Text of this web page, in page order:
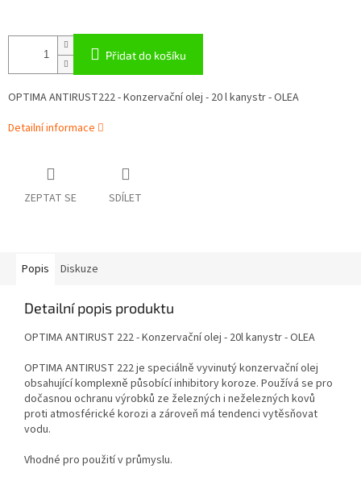
Přidat do košíku
OPTIMA ANTIRUST222 - Konzervační olej - 20 l kanystr - OLEA
Detailní informace
ZEPTAT SE SDÍLET
Popis Diskuze
Detailní popis produktu
OPTIMA ANTIRUST 222 - Konzervační olej - 20l kanystr - OLEA
OPTIMA ANTIRUST 222 je speciálně vyvinutý konzervační olej
obsahující komplexně působící inhibitory koroze. Používá se pro
dočasnou ochranu výrobků ze železných i neželezných kovů
proti atmosférické korozi a zároveň má tendenci vytěsňovat
vodu.
Vhodné pro použití v průmyslu.